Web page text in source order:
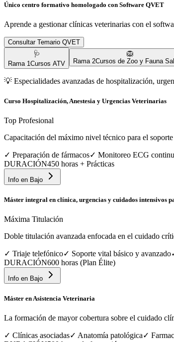
Único centro formativo homologado con Software QVET
Aprende a gestionar clínicas veterinarias con el
Consultar Temario QVET
🩺
Rama 1Cursos ATV
🦁
Rama 2Cursos de Zoo y Fauna
💡 Especialidades avanzadas de hospitalización,
Curso Hospitalización, Anestesia y Urgencias Veterinarias
Top Profesional
Capacitación del máximo nivel técnico para el
✓ Preparación de fármacos✓ Monitoreo ECG
DURACIÓN450 horas + Prácticas
Info en Bajo
Máster integral en clínica, urgencias y cuidados intensivos
Máxima Titulación
Doble titulación avanzada enfocada en el cuidado
✓ Triaje telefónico✓ Soporte vital básico y avanzado
DURACIÓN600 horas (Plan Élite)
Info en Bajo
Máster en Asistencia Veterinaria
La formación de mayor cobertura sobre el cuidado
✓ Clínicas asociadas✓ Anatomía patológica✓